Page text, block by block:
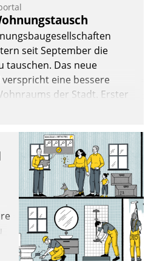
seit September die
tauschen. Das neue
eine bessere
der Stadt. Erster
Lösung API-Hub mit